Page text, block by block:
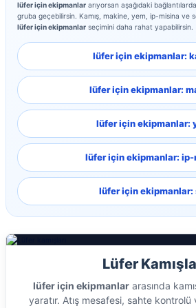
lüfer için ekipmanlar arıyorsan aşağıdaki
gruba geçebilirsin. Kamış, makine, yem, ip-misina ve
lüfer için ekipmanlar seçimini daha rahat yapabilirsin.
lüfer için ekipmanlar:
lüfer için ekipmanlar:
lüfer için ekipmanlar:
lüfer için ekipmanlar: ip-
lüfer için ekipmanlar:
Lüfer
lüfer için ekipmanlararasında
yaratır. Atış mesafesi, sahte